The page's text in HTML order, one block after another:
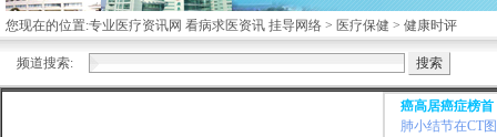
您现在的位置:专业医疗资讯网 看病求医资讯 挂导网络 > 医疗保健 > 健康时评
频道搜索:
癌高居癌症榜首
肺小结节在CT